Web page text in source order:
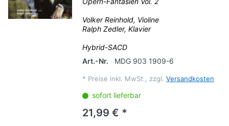
Volker Reinhold, Violine
Ralph Zedler, Klavier
Hybrid-SACD
Art.-Nr.
MDG 903 1909-6
* Preise inkl. MwSt., zzgl. Versandkosten
sofort lieferbar
21,99 € *